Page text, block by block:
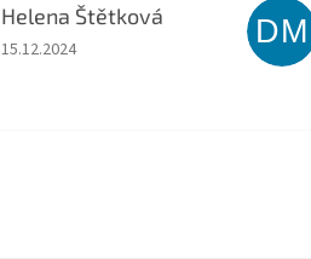
Helena Štětková
Hodnocení obchodu je 5 z 5 hvězdiček.
15.12.2024 DM